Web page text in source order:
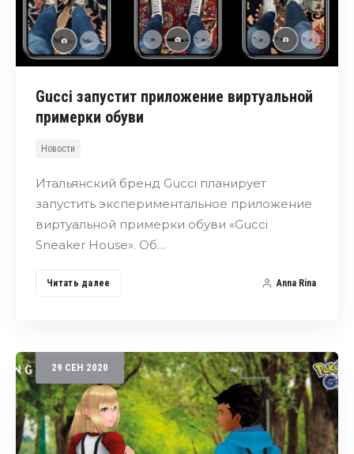
Gucci запустит приложение виртуальной
примерки обуви
Новости
Итальянский бренд Gucci планирует
запустить экспериментальное приложение
виртуальной примерки обуви «Gucci
Sneaker House». Об…
Читать далее Anna Rina
29 СЕН 2020